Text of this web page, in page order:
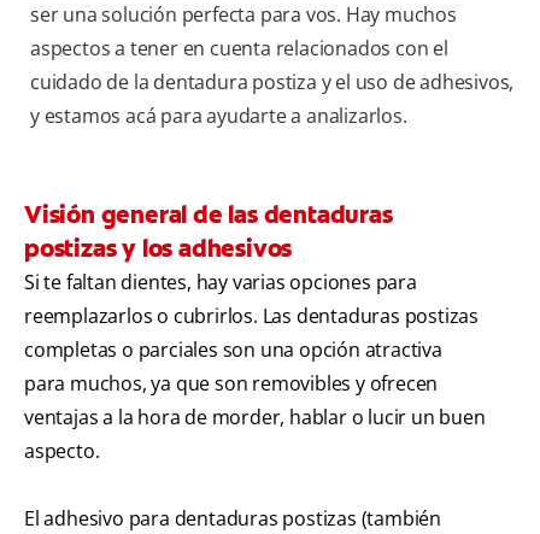
ser una solución perfecta para vos. Hay muchos
aspectos a tener en cuenta relacionados con el
cuidado de la dentadura postiza y el uso de adhesivos,
y estamos acá para ayudarte a analizarlos.
Visión general de las dentaduras
postizas y los adhesivos
Si te faltan dientes, hay varias opciones para
reemplazarlos o cubrirlos. Las dentaduras postizas
completas o parciales son una opción atractiva
para muchos, ya que son removibles y ofrecen
ventajas a la hora de morder, hablar o lucir un buen
aspecto.
El adhesivo para dentaduras postizas (también